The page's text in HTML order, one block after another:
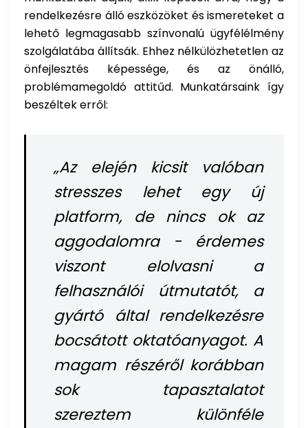
rendelkezésre álló eszközöket és ismereteket a
lehető legmagasabb színvonalú ügyfélélmény
szolgálatába állítsák. Ehhez nélkülözhetetlen az
önfejlesztés képessége, és az önálló,
problémamegoldó attitűd. Munkatársaink így
beszéltek erről:
„Az elején kicsit valóban
stresszes lehet egy új
platform, de nincs ok az
aggodalomra - érdemes
viszont elolvasni a
felhasználói útmutatót, a
gyártó által rendelkezésre
bocsátott oktatóanyagot. A
magam részéről korábban
sok tapasztalatot
szereztem különféle